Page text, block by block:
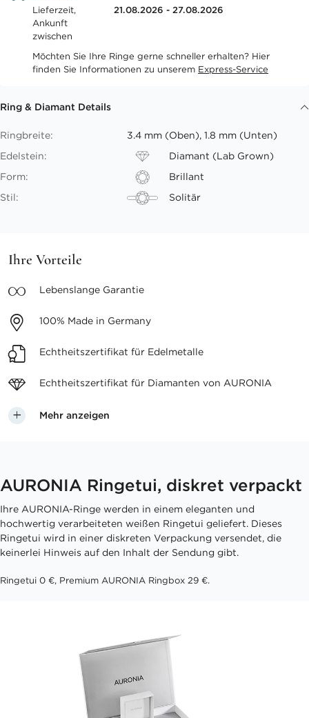
Lieferzeit,
Ankunft
zwischen
21.08.2026 - 27.08.2026
Möchten Sie Ihre Ringe gerne schneller erhalten? Hier
finden Sie Informationen zu unserem Express-Service
Ring & Diamant Details
Ringbreite:
3.4 mm (Oben), 1.8 mm (Unten)
Edelstein:
Diamant (Lab Grown)
Form:
Brillant
Stil:
Solitär
Ihre Vorteile
Lebenslange Garantie
100% Made in Germany
Echtheitszertifikat für Edelmetalle
Echtheitszertifikat für Diamanten von AURONIA
Mehr anzeigen
AURONIA Ringetui, diskret verpackt
Ihre AURONIA-Ringe werden in einem eleganten und
hochwertig verarbeiteten weißen Ringetui geliefert. Dieses
Ringetui wird in einer diskreten Verpackung versendet, die
keinerlei Hinweis auf den Inhalt der Sendung gibt.
Ringetui 0 €, Premium AURONIA Ringbox 29 €.